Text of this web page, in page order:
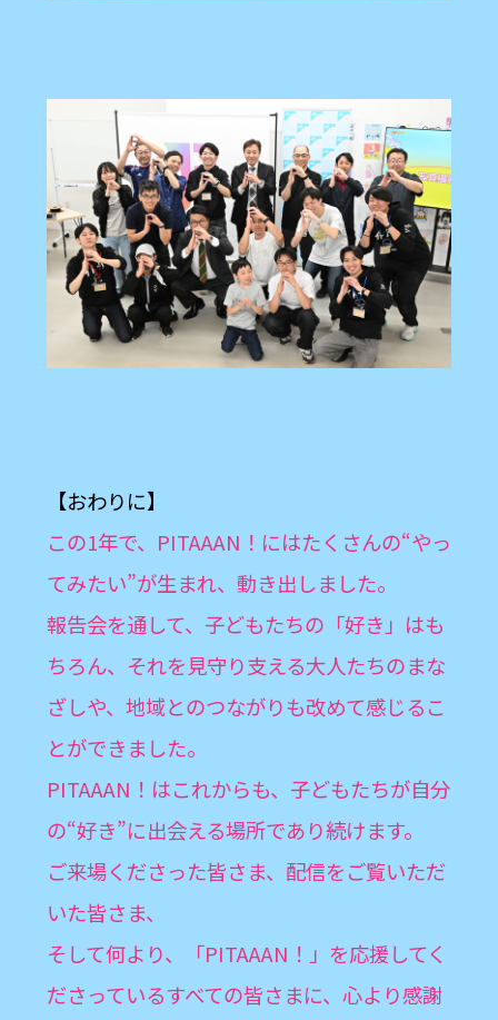
【おわりに】
この1年で、PITAAAN！にはたくさんの“やっ
てみたい”が生まれ、動き出しました。
報告会を通して、子どもたちの「好き」はも
ちろん、それを見守り支える大人たちのまな
ざしや、地域とのつながりも改めて感じるこ
とができました。
PITAAAN！はこれからも、子どもたちが自分
の“好き”に出会える場所であり続けます。
ご来場くださった皆さま、配信をご覧いただ
いた皆さま、
そして何より、「PITAAAN！」を応援してく
ださっているすべての皆さまに、心より感謝